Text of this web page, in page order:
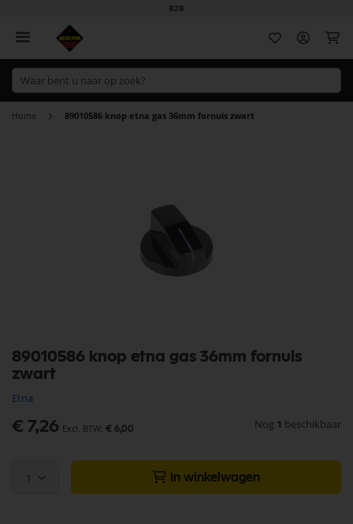
B2B
Home 89010586 knop etna gas 36mm fornuis zwart
89010586 knop etna gas 36mm fornuis
zwart
Etna
€ 7,26 € 6,00 Nog 1 beschikbaar
1 In winkelwagen
naar
het
van
de
afbeeldingen-